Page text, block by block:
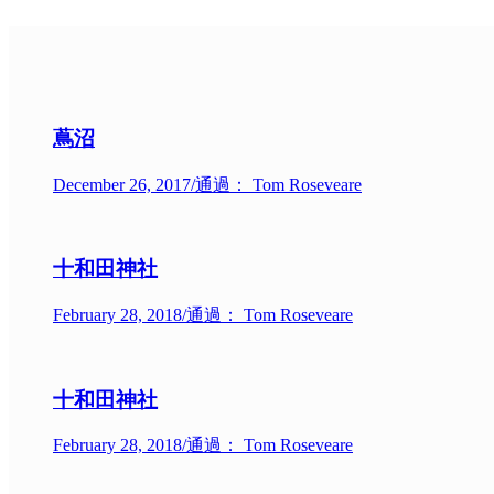
蔦沼
December 26, 2017/通過： Tom Roseveare
十和田神社
February 28, 2018/通過： Tom Roseveare
十和田神社
February 28, 2018/通過： Tom Roseveare